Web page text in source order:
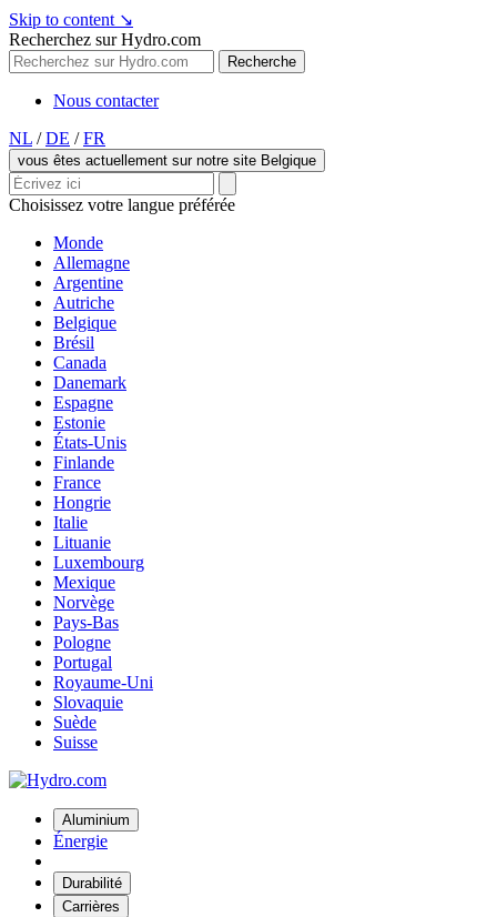
Skip to content ↘
Recherchez sur Hydro.com
Recherche
Nous contacter
NL / DE / FR
vous êtes actuellement sur notre site Belgique
Choisissez votre langue préférée
Monde
Allemagne
Argentine
Autriche
Belgique
Brésil
Canada
Danemark
Espagne
Estonie
États-Unis
Finlande
France
Hongrie
Italie
Lituanie
Luxembourg
Mexique
Norvège
Pays-Bas
Pologne
Portugal
Royaume-Uni
Slovaquie
Suède
Suisse
Aluminium
Énergie
Durabilité
Carrières